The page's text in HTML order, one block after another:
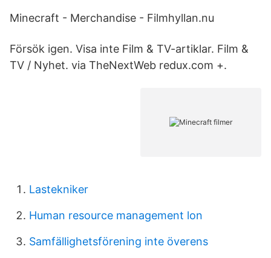
Minecraft - Merchandise - Filmhyllan.nu
Försök igen. Visa inte Film & TV-artiklar. Film &
TV / Nyhet. via TheNextWeb redux.com +.
Lastekniker
Human resource management lon
Samfällighetsförening inte överens